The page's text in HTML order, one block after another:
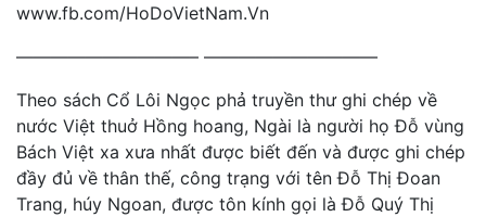
www.fb.com/HoDoVietNam.Vn
——————————– ——————————
Theo sách Cổ Lôi Ngọc phả truyền thư ghi chép về
nước Việt thuở Hồng hoang, Ngài là người họ Đỗ vùng
Bách Việt xa xưa nhất được biết đến và được ghi chép
đầy đủ về thân thế, công trạng với tên Đỗ Thị Đoan
Trang, húy Ngoan, được tôn kính gọi là Đỗ Quý Thị